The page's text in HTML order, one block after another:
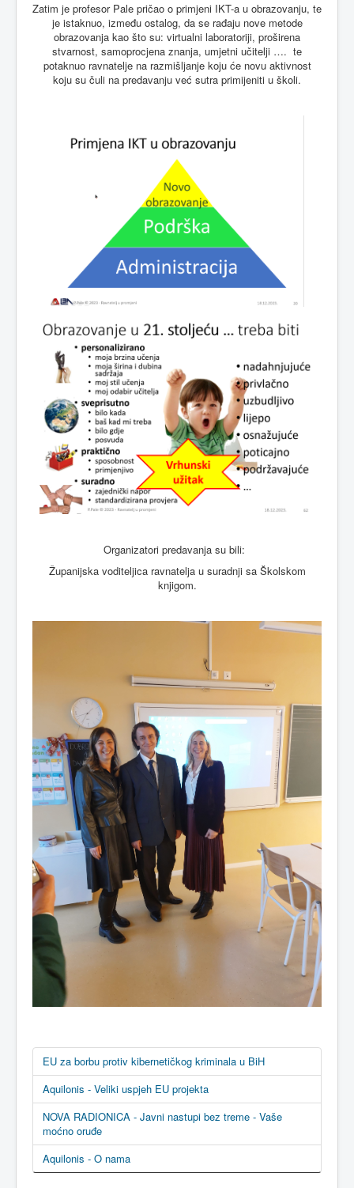
Zatim je profesor Pale pričao o primjeni IKT-a u obrazovanju, te
je istaknuo, između ostalog, da se rađaju nove metode
obrazovanja kao što su: virtualni laboratoriji, proširena
stvarnost, samoprocjena znanja, umjetni učitelji …. te
potaknuo ravnatelje na razmišljanje koju će novu aktivnost
koju su čuli na predavanju već sutra primijeniti u školi.
Organizatori predavanja su bili:
Županijska voditeljica ravnatelja u suradnji sa Školskom
knjigom.
EU za borbu protiv kibernetičkog kriminala u BiH
Aquilonis - Veliki uspjeh EU projekta
NOVA RADIONICA - Javni nastupi bez treme - Vaše
moćno oruđe
Aquilonis - O nama